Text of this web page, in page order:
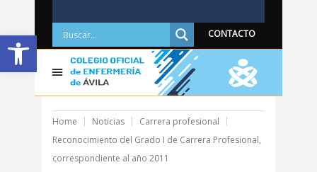
Abrir barra de herramientas CONTACTO
Home Noticias
Carrera profesional
Reconocimiento del Grado I de Carrera Profesional,
correspondiente al año 2011